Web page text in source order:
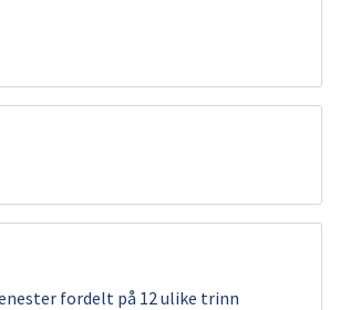
fordelt på 12 ulike trinn